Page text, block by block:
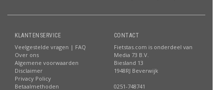
KLANTENSERVICE
Veelgestelde vragen | FAQ
Over ons
Algemene voorwaarden
Disclaimer
Privacy Policy
Betaalmethoden
CONTACT
Fietstas.com is onderdeel van
Media 73 B.V.
Biesland 13
1948RJ Beverwijk
0251-748741